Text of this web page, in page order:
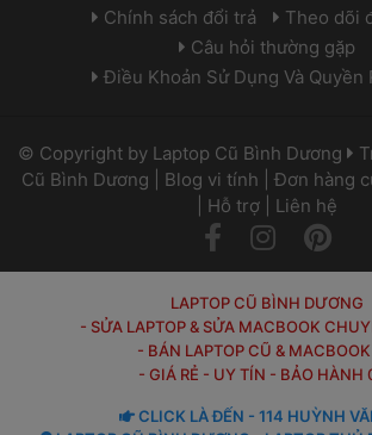
Chính sách đổi trả
Theo dõi
Câu hỏi thường gặp
Điều Khoản Sử Dụng Và Quyền
© Copyright by Laptop Cũ Bình Dương
Cũ Bình Dương
Blog vi tính Đơn hàng
Hỗ trợ
Liên hệ
LAPTOP CŨ BÌNH DƯƠNG
- SỬA LAPTOP & SỬA MACBOOK
- BÁN LAPTOP CŨ &
- GIÁ RẺ - UY TÍN - BẢO HÀNH
CLICK LÀ ĐẾN - 114 HUỲNH